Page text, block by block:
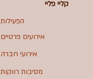
קליי פליי
הפעילות
אירועים פרטיים
אירועי חברה
מסיבות רווקות